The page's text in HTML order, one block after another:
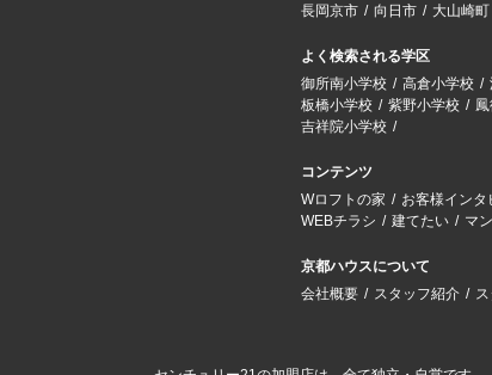
長岡京市
向日市 大山崎町
よく検索される学区
御所南小学校
高倉小学校
板橋小学校
紫野小学校
吉祥院小学校
コンテンツ
Wロフトの家
お客様インタ
WEBチラシ
建てたい マ
京都ハウスについて
会社概要
スタッフ紹介